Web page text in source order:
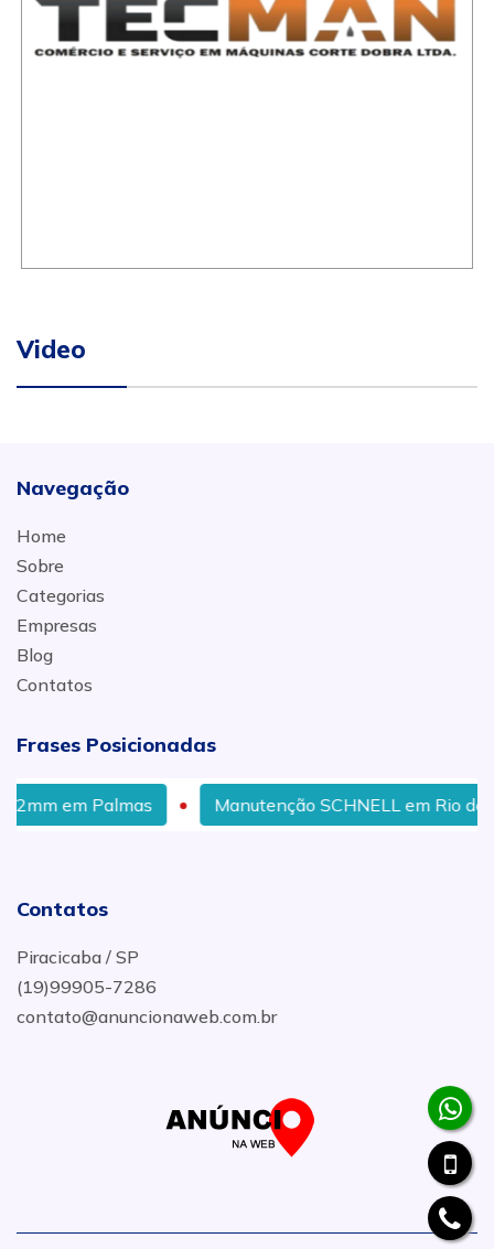
Video
Navegação
Home
Sobre
Categorias
Empresas
Blog
Contatos
Frases Posicionadas
Manutenção SCHNELL em Rio de Janeiro
Contatos
Piracicaba / SP
(19)99905-7286
contato@anuncionaweb.com.br